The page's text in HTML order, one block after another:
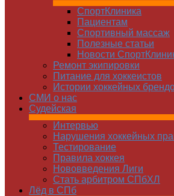
СпортКлиника
Пациентам
Спортивный массаж
Полезные статьи
Новости
Ремонт экипировки
Питание для хоккеистов
Истории хоккейных
СМИ о нас
Судейская
Интервью
Нарушения хоккейных
Тестирование
Правила хоккея
Нововведения Лиги
Стать арбитром СПбХЛ
Лёд в СПб